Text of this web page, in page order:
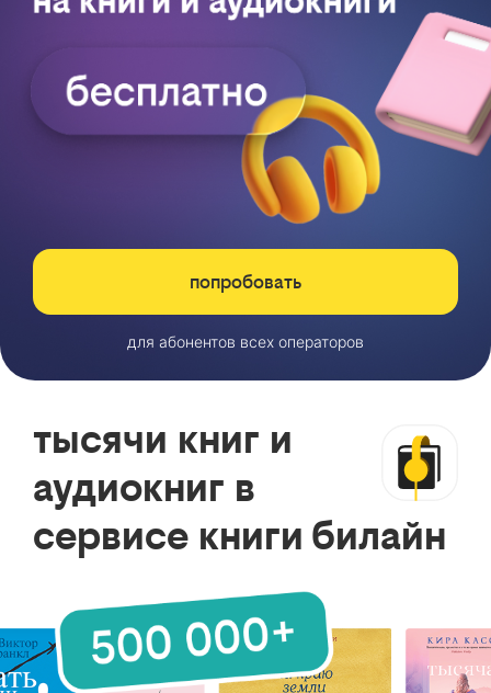
попробовать
для абонентов всех операторов
тысячи книг и
аудиокниг в
сервисе книги билайн